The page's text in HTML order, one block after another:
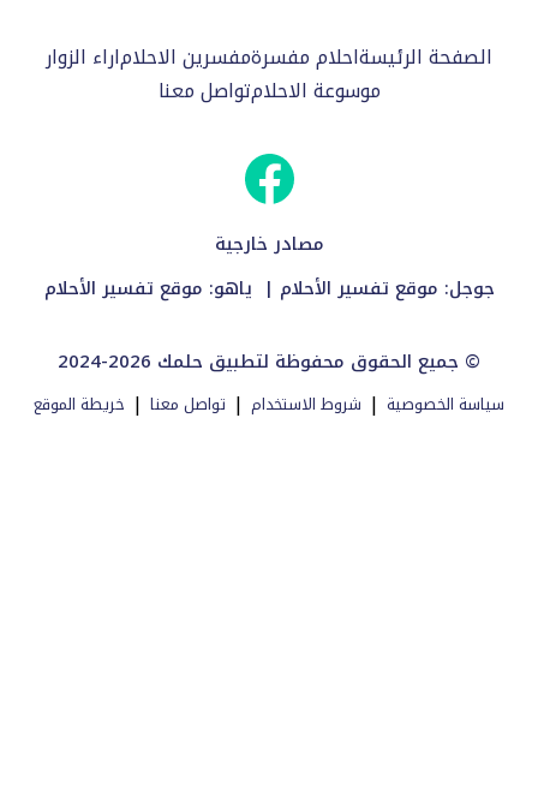
الصفحة الرئيسةاحلام مفسرةمفسرين الاحلاماراء الزوار
موسوعة الاحلامتواصل معنا
مصادر خارجية
جوجل: موقع تفسير الأحلام | ياهو: موقع تفسير الأحلام
2024-2026 جميع الحقوق محفوظة لتطبيق حلمك ©
سياسة الخصوصية | شروط الاستخدام | تواصل معنا | خريطة الموقع